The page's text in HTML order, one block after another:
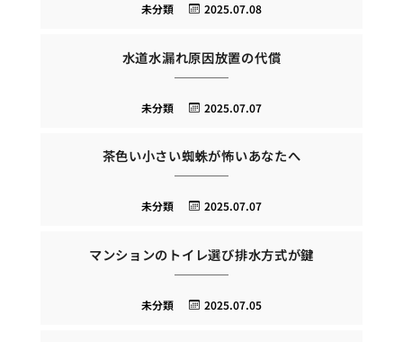
2025.07.08
未分類
水道水漏れ原因放置の代償
2025.07.07
未分類
茶色い小さい蜘蛛が怖いあなたへ
2025.07.07
未分類
マンションのトイレ選び排水方式が鍵
2025.07.05
未分類